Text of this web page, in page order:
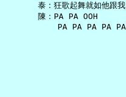
   泰：狂歌起舞就如他跟我
   陳：PA PA OOH